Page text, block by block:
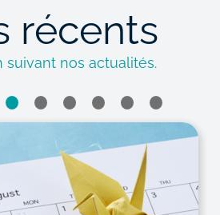
récents
suivant nos actualités.